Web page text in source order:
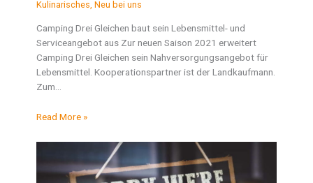
Kulinarisches Neu bei uns
Camping Drei Gleichen baut sein Lebensmittel- und
Serviceangebot aus Zur neuen Saison 2021 erweitert
Camping Drei Gleichen sein Nahversorgungsangebot für
Lebensmittel. Kooperationspartner ist der Landkaufmann.
Zum…
Read More »